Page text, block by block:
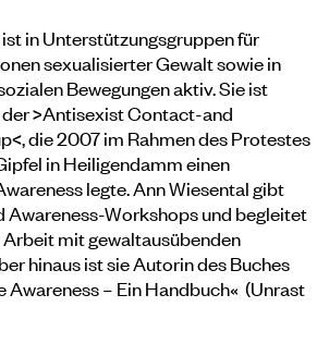
ist in Unterstützungsgruppen für
sexualisierter Gewalt sowie in
Bewegungen aktiv. Sie ist
>Antisexist Contact-and
, die 2007 im Rahmen des Protestes
in Heiligendamm einen
legte. Ann Wiesental gibt
Awareness-Workshops und begleitet
mit gewaltausübenden
hinaus ist sie Autorin des Buches
Awareness – Ein Handbuch« (Unrast